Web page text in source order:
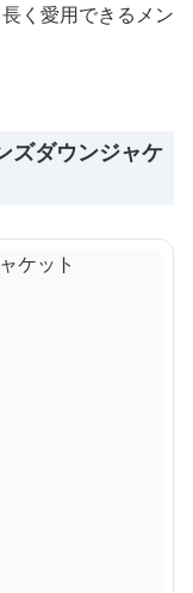
く愛用できるメン
ズダウンジャケ